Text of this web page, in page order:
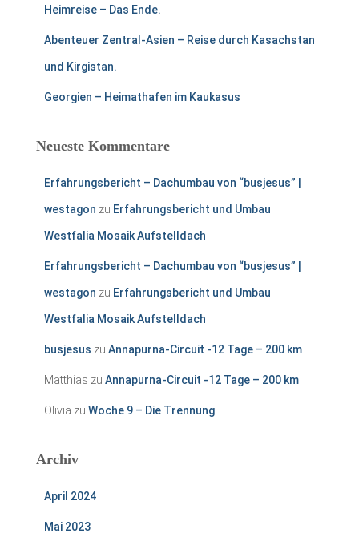
Heimreise – Das Ende.
Abenteuer Zentral-Asien – Reise durch Kasachstan
und Kirgistan.
Georgien – Heimathafen im Kaukasus
Neueste Kommentare
Erfahrungsbericht – Dachumbau von “busjesus” |
westagon zu Erfahrungsbericht und Umbau
Westfalia Mosaik Aufstelldach
Erfahrungsbericht – Dachumbau von “busjesus” |
westagon zu Erfahrungsbericht und Umbau
Westfalia Mosaik Aufstelldach
busjesus zu Annapurna-Circuit -12 Tage – 200 km
Matthias zu Annapurna-Circuit -12 Tage – 200 km
Olivia zu Woche 9 – Die Trennung
Archiv
April 2024
Mai 2023